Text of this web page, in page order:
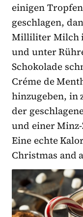
einigen
geschlagen,
Milliliter Milch
und unter
Schokolade
Créme de
hinzugeben, in
der
und einer
Eine echte
Christmas and